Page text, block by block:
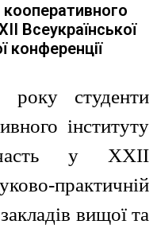
Всеукраїнської
конференції
студенти
інституту
у ХХІІ
практичній
вищої та